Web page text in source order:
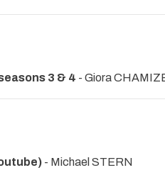
3 & 4 - Giora
- Michael STERN